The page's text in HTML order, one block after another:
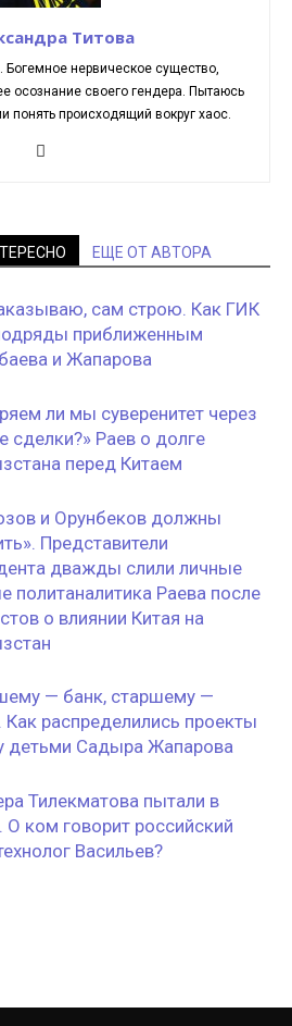
Титова
Богемное нервическое существо,
осознание своего гендера. Пытаюсь
происходящий вокруг хаос.
ЕЩЕ ОТ АВТОРА
сам строю. Как ГИК
приближенным
и Жапарова
ли мы суверенитет через
сделки?» Раев о долге
перед Китаем
и Орунбеков должны
Представители
дважды слили личные
политаналитика Раева после
о влиянии Китая на
— банк, старшему —
Как распределились проекты
детьми Садыра Жапарова
Тилекматова пытали в
О ком говорит российский
Васильев?